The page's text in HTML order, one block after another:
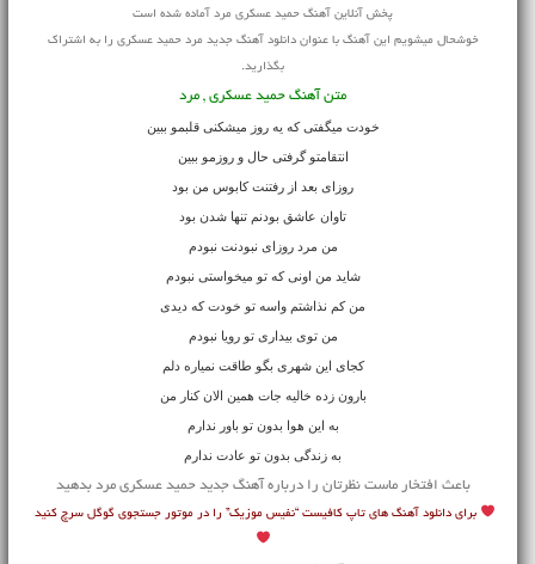
پخش آنلاین آهنگ حمید عسکری مرد آماده شده است
خوشحال میشویم این آهنگ با عنوان دانلود آهنگ جدید مرد حمید عسکری را به اشتراک
بگذارید.
متن آهنگ حمید عسکری , مرد
خودت میگفتی که یه روز میشکنی قلبمو ببین
انتقامتو گرفتی حال و روزمو ببین
روزای بعد از رفتنت کابوس من بود
تاوان عاشق بودنم تنها شدن بود
من مرد روزای نبودنت نبودم
شاید من اونی که تو میخواستی نبودم
من کم نذاشتم واسه تو خودت که دیدی
من توی بیداری تو رویا نبودم
کجای این شهری بگو طاقت نمیاره دلم
بارون زده خالیه جات همین الان کنار من
به این هوا بدون تو باور ندارم
به زندگی بدون تو عادت ندارم
باعث افتخار ماست نظرتان را درباره آهنگ جدید حمید عسکری مرد بدهید
برای دانلود آهنگ های تاپ کافیست “نفیس موزیک” را در موتور جستجوی گوگل سرچ کنید